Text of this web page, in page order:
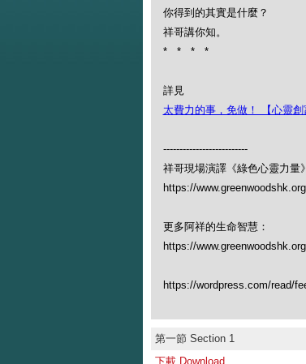
你得到的其實是什麼？
祥哥講你知。
* * * *
詳見
太費力的事，免做！ 【心靈創
--------------------------
祥哥現場演譯《綠色心靈力量》
https://
更多阿祥的生命智慧：
https://
https://wordpress.com/read/
第一節 Section 1
下載 Download